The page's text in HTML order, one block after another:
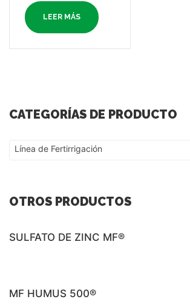
LEER MÁS
CATEGORÍAS DE PRODUCTO
Línea de Fertirrigación
Línea de Fertirrigación
OTROS PRODUCTOS
SULFATO DE ZINC MF®
MF HUMUS 500®